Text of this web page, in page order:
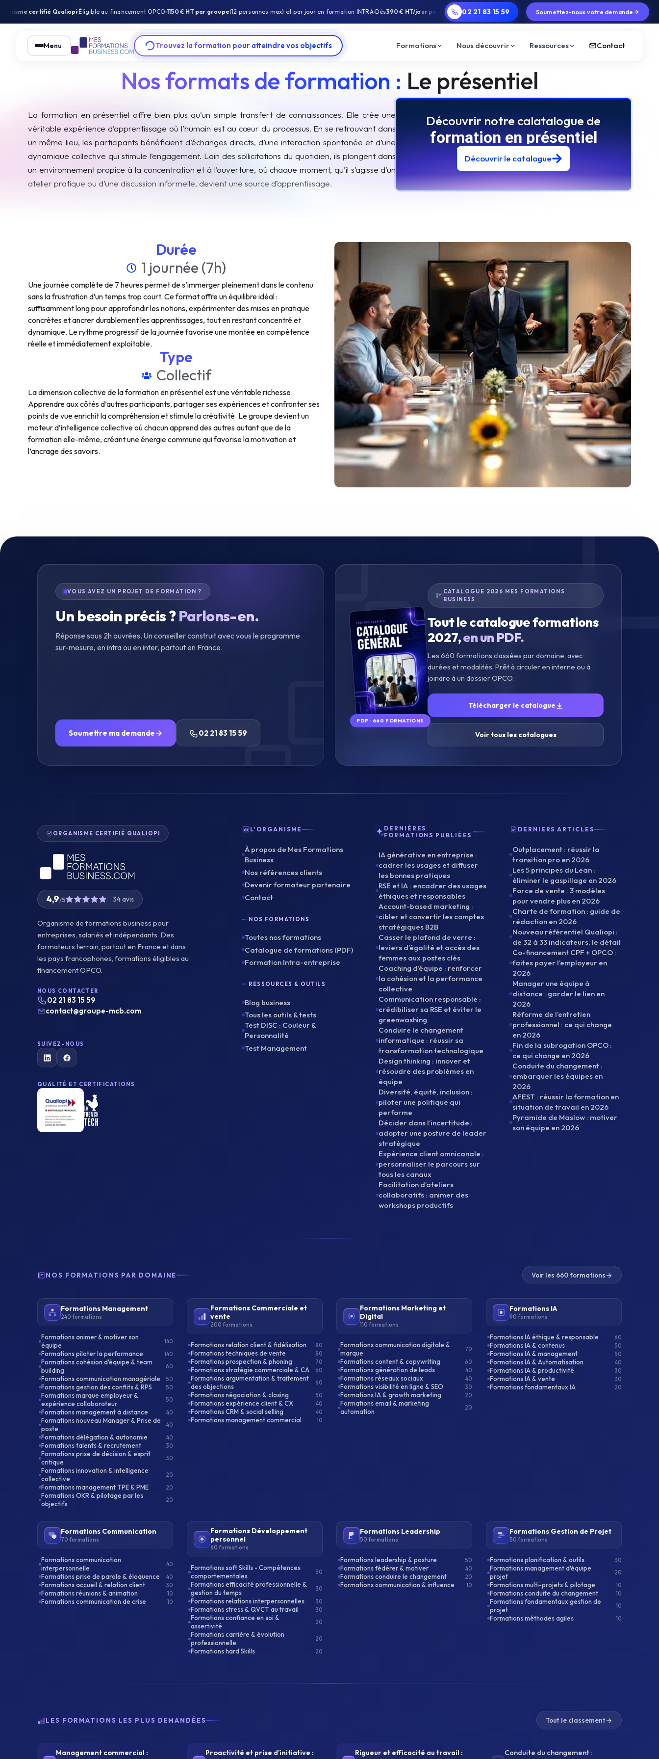
Qualiopi Éligible au financement OPCO 1150 € HT par groupe(12 personnes max) et par jour en formation INTRA Dès390 € HT/jour par personneen formation INTER distanciel 170 formateursspécialisés business Formations
02 21 83 15 59 Soumettez-nous votre demande
Menu Trouvez la formation pour atteindre vos objectifs Formations Nous découvrir Ressources Contact
Nos formats de formation : Le présentiel
La formation en présentiel offre bien plus qu’un simple transfert de connaissances. Elle crée une
véritable expérience d’apprentissage où l’humain est au cœur du processus. En se retrouvant dans
un même lieu, les participants bénéficient d’échanges directs, d’une interaction spontanée et d’une
dynamique collective qui stimule l’engagement. Loin des sollicitations du quotidien, ils plongent dans
un environnement propice à la concentration et à l’ouverture, où chaque moment, qu’il s’agisse d’un
atelier pratique ou d’une discussion informelle, devient une source d’apprentissage.
Découvrir notre calatalogue de
formation en présentiel
Découvrir le catalogue
Durée
1 journée (7h)
Une journée complète de 7 heures permet de s’immerger pleinement dans le contenu
sans la frustration d’un temps trop court. Ce format offre un équilibre idéal :
suffisamment long pour approfondir les notions, expérimenter des mises en pratique
concrètes et ancrer durablement les apprentissages, tout en restant concentré et
dynamique. Le rythme progressif de la journée favorise une montée en compétence
réelle et immédiatement exploitable.
Type
Collectif
La dimension collective de la formation en présentiel est une véritable richesse.
Apprendre aux côtés d’autres participants, partager ses expériences et confronter ses
points de vue enrichit la compréhension et stimule la créativité. Le groupe devient un
moteur d’intelligence collective où chacun apprend des autres autant que de la
formation elle-même, créant une énergie commune qui favorise la motivation et
l’ancrage des savoirs.
VOUS AVEZ UN PROJET DE FORMATION ?
Un besoin précis ?Parlons-en.
Réponse sous 2h ouvrées. Un conseiller construit avec vous le programme
sur-mesure, en intra ou en inter, partout en France.
Soumettre ma demande 02 21 83 15 59
PDF · 660 FORMATIONS
CATALOGUE 2026 MES FORMATIONS
BUSINESS
Tout le catalogue formations
2027,en un PDF.
Les 660 formations classées par domaine, avec
durées et modalités. Prêt à circuler en interne ou à
joindre à un dossier OPCO.
Télécharger le catalogue
Voir tous les catalogues
ORGANISME CERTIFIÉ QUALIOPI
4,9/5 34 avis
Organisme de formations business pour
entreprises, salariés et indépendants. Des
formateurs terrain, partout en France et dans
les pays francophones, formations éligibles au
financement OPCO.
NOUS CONTACTER
02 21 83 15 59
contact@groupe-mcb.com
SUIVEZ-NOUS
QUALITÉ ET CERTIFICATIONS
L'ORGANISME
À propos de Mes Formations
Business
Nos références clients
Devenir formateur partenaire
Contact
NOS FORMATIONS
Toutes nos formations
Catalogue de formations (PDF)
Formation Intra-entreprise
RESSOURCES & OUTILS
Blog business
Tous les outils & tests
Test DISC : Couleur &
Personnalité
Test Management
DERNIÈRES
FORMATIONS PUBLIÉES
IA générative en entreprise :
cadrer les usages et diffuser
les bonnes pratiques
RSE et IA : encadrer des usages
éthiques et responsables
Account-based marketing :
cibler et convertir les comptes
stratégiques B2B
Casser le plafond de verre :
leviers d’égalité et accès des
femmes aux postes clés
Coaching d’équipe : renforcer
la cohésion et la performance
collective
Communication responsable :
crédibiliser sa RSE et éviter le
greenwashing
Conduire le changement
informatique : réussir sa
transformation technologique
Design thinking : innover et
résoudre des problèmes en
équipe
Diversité, équité, inclusion :
piloter une politique qui
performe
Décider dans l’incertitude :
adopter une posture de leader
stratégique
Expérience client omnicanale :
personnaliser le parcours sur
tous les canaux
Facilitation d’ateliers
collaboratifs : animer des
workshops productifs
DERNIERS ARTICLES
Outplacement : réussir la
transition pro en 2026
Les 5 principes du Lean :
éliminer le gaspillage en 2026
Force de vente : 3 modèles
pour vendre plus en 2026
Charte de formation : guide de
rédaction en 2026
Nouveau référentiel Qualiopi :
de 32 à 33 indicateurs, le détail
Co-financement CPF + OPCO :
faites payer l’employeur en
2026
Manager une équipe à
distance : garder le lien en
2026
Réforme de l’entretien
professionnel : ce qui change
en 2026
Fin de la subrogation OPCO :
ce qui change en 2026
Conduite du changement :
embarquer les équipes en
2026
AFEST : réussir la formation en
situation de travail en 2026
Pyramide de Maslow : motiver
son équipe en 2026
NOS FORMATIONS PAR DOMAINE Voir les 660 formations
Formations Management
240 formations
Formations animer & motiver son
équipe
140
Formations piloter la performance 140
Formations cohésion d'équipe & team
building
60
Formations communication managériale 50
Formations gestion des conflits & RPS 50
Formations marque employeur &
expérience collaborateur
50
Formations management à distance 40
Formations nouveau Manager & Prise de
poste
40
Formations délégation & autonomie 40
Formations talents & recrutement 30
Formations prise de décision & esprit
critique
30
Formations innovation & intelligence
collective
20
Formations management TPE & PME 20
Formations OKR & pilotage par les
objectifs
20
Formations Commerciale et
vente
200 formations
Formations relation client & fidélisation 80
Formations techniques de vente 80
Formations prospection & phoning 70
Formations stratégie commerciale & CA 60
Formations argumentation & traitement
des objections
60
Formations négociation & closing 50
Formations expérience client & CX 40
Formations CRM & social selling 40
Formations management commercial 10
Formations Marketing et
Digital
110 formations
Formations communication digitale &
marque
70
Formations content & copywriting 60
Formations génération de leads 40
Formations réseaux sociaux 40
Formations visibilité en ligne & SEO 30
Formations IA & growth marketing 20
Formations email & marketing
automation
20
Formations IA
90 formations
Formations IA éthique & responsable 60
Formations IA & contenus 50
Formations IA & management 50
Formations IA & Automatisation 40
Formations IA & productivité 30
Formations IA & vente 30
Formations fondamentaux IA 20
Formations Communication
70 formations
Formations communication
interpersonnelle
40
Formations prise de parole & éloquence 40
Formations accueil & relation client 30
Formations réunions & animation 10
Formations communication de crise 10
Formations Développement
personnel
60 formations
Formations soft Skills - Compétences
comportementales
50
Formations efficacité professionnelle &
gestion du temps
30
Formations relations interpersonnelles 30
Formations stress & QVCT au travail 30
Formations confiance en soi &
assertivité
20
Formations carrière & évolution
professionnelle
20
Formations hard Skills 20
Formations Leadership
50 formations
Formations leadership & posture 50
Formations fédérer & motiver 40
Formations conduire le changement 20
Formations communication & influence 10
Formations Gestion de Projet
50 formations
Formations planification & outils 30
Formations management d'équipe
projet
20
Formations multi-projets & pilotage 10
Formations conduite du changement 10
Formations fondamentaux gestion de
projet
10
Formations méthodes agiles 10
LES FORMATIONS LES PLUS DEMANDÉES Tout le classement
Management commercial :
Proactivité et prise d’initiative :
Rigueur et efficacité au travail :
Conduite du changement :